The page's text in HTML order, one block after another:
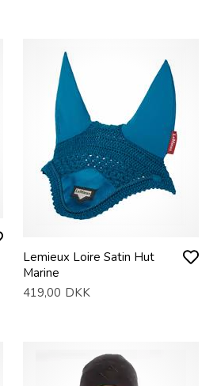
Lemieux Loire Satin Hut
Marine
419,00 DKK